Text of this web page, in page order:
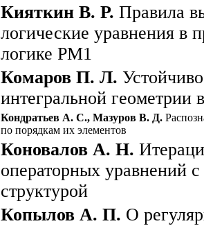
Кияткин В. Р. Правила
логические уравнения в
логике РМ1
Комаров П. Л.
интегральной геометрии
Кондратьев А. С., Мазуров В. Д.
по порядкам их элементов
Коновалов А. Н.
операторных уравнений
структурой
Копылов А. П. О